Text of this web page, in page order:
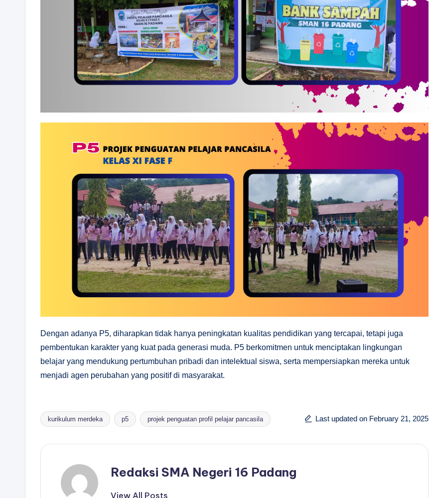
Dengan adanya P5, diharapkan tidak hanya peningkatan kualitas pendidikan yang tercapai, tetapi juga
pembentukan karakter yang kuat pada generasi muda. P5 berkomitmen untuk menciptakan lingkungan
belajar yang mendukung pertumbuhan pribadi dan intelektual siswa, serta mempersiapkan mereka untuk
menjadi agen perubahan yang positif di masyarakat.
Tags:
kurikulum merdeka p5 projek penguatan profil pelajar pancasila Last updated on February 21, 2025
Redaksi SMA Negeri 16 Padang
View All Posts